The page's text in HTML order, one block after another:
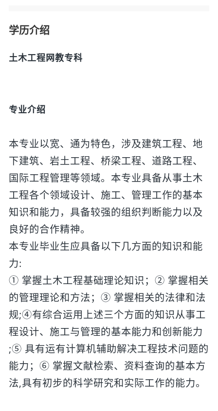
学历介绍
土木工程网教专科
专业介绍
本专业以宽、通为特色，涉及建筑工程、地
下建筑、岩土工程、桥梁工程、道路工程、
国际工程管理等领域。本专业具备从事土木
工程各个领域设计、施工、管理工作的基本
知识和能力，具备较强的组织判断能力以及
良好的合作精神。
本专业毕业生应具备以下几方面的知识和能
力:
① 掌握土木工程基础理论知识；② 掌握相关
的管理理论和方法；③ 掌握相关的法律和法
规;④有综合运用上述三个方面的知识从事工
程设计、施工与管理的基本能力和创新能力
;⑤ 具有运有计算机辅助解决工程技术问题的
能力；⑥ 掌握文献检索、资料查询的基本方
法,具有初步的科学研究和实际工作的能力。